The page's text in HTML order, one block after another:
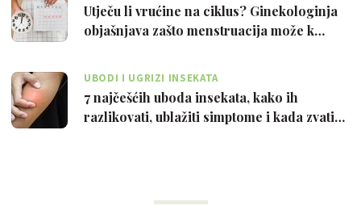
Utječu li vrućine na ciklus? Ginekologinja
objašnjava zašto menstruacija može k…
UBODI I UGRIZI INSEKATA
7 najčešćih uboda insekata, kako ih
razlikovati, ublažiti simptome i kada zvati…